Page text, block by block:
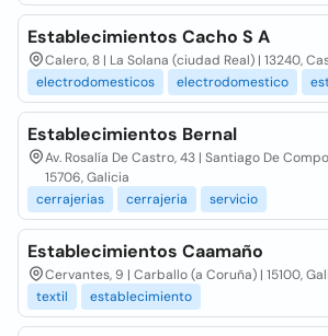
Establecimientos Cacho S A
Calero, 8 | La Solana (ciudad Real) | 13240,
electrodomesticos
electrodomestico
Establecimientos Bernal
Av. Rosalía De Castro, 43 | Santiago De
15706, Galicia
cerrajerias
cerrajeria servicio
Establecimientos Caamaño
Cervantes, 9 | Carballo (a Coruña) | 15100,
textil
establecimiento